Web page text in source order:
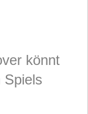
könnt
Spiels